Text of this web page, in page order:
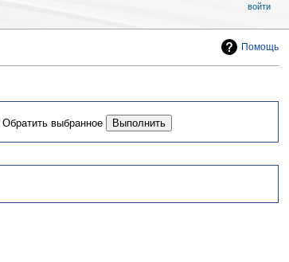
Помощь
Обратить выбранное
войти